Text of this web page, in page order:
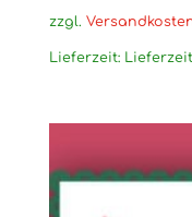
zzgl.
Lieferzeit: